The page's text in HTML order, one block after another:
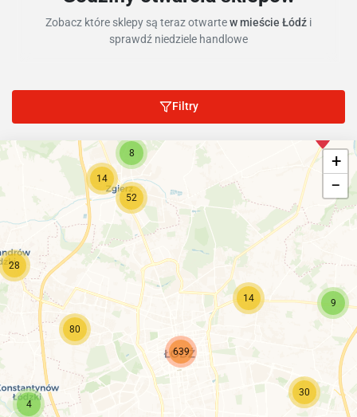
Zobacz które sklepy są teraz otwartew mieście Łódź i
sprawdź niedziele handlowe
Filtry
30
4
9
14
28
8
14
639
52
80
+
−